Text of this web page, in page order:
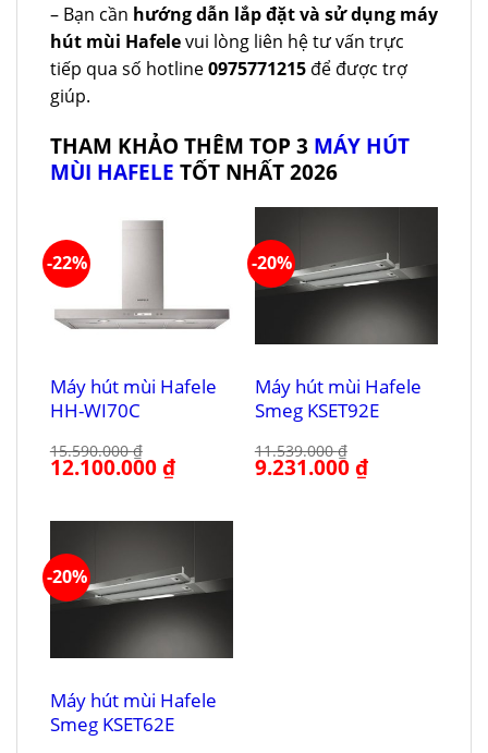
– Bạn cần hướng dẫn lắp đặt và sử dụng máy
hút mùi Hafelevui lòng liên hệ tư vấn trực
tiếp qua số hotline0975771215 để được trợ
giúp.
THAM KHẢO THÊM TOP 3 MÁY HÚT
MÙI HAFELE TỐT NHẤT 2026
-22%
Máy hút mùi Hafele
HH-WI70C
15.590.000₫
Giá
gốc
12.100.000₫Giá
hiện
12.100.000 ₫.
-20%
Máy hút mùi Hafele
Smeg KSET92E
11.539.000₫
Giá
gốc
9.231.000₫Giá
hiện
-20%
Máy hút mùi Hafele
Smeg KSET62E